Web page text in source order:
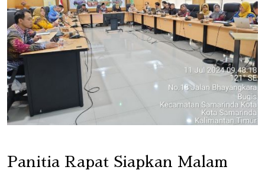
Panitia Rapat Siapkan Malam